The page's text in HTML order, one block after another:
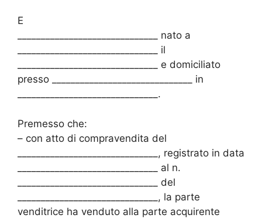
E
______________________________ nato a
______________________________ il
______________________________ e domiciliato
presso ______________________________ in
______________________________.
Premesso che:
– con atto di compravendita del
______________________________, registrato in data
______________________________ al n.
______________________________ del
______________________________, la parte
venditrice ha venduto alla parte acquirente